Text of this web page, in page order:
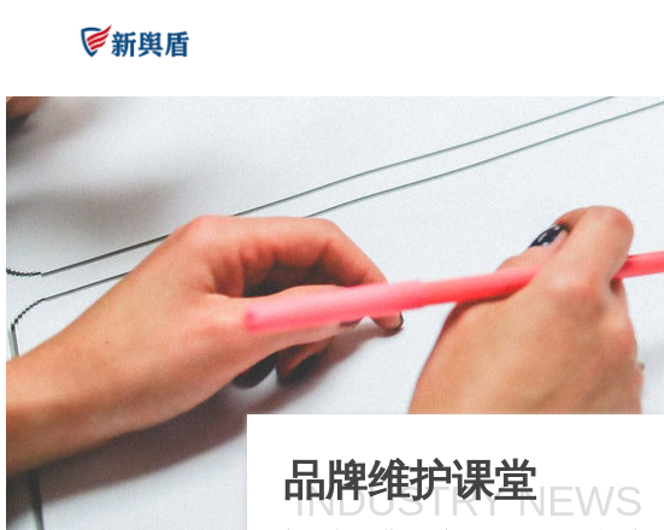
品牌维护课堂
INDUSTRY NEWS